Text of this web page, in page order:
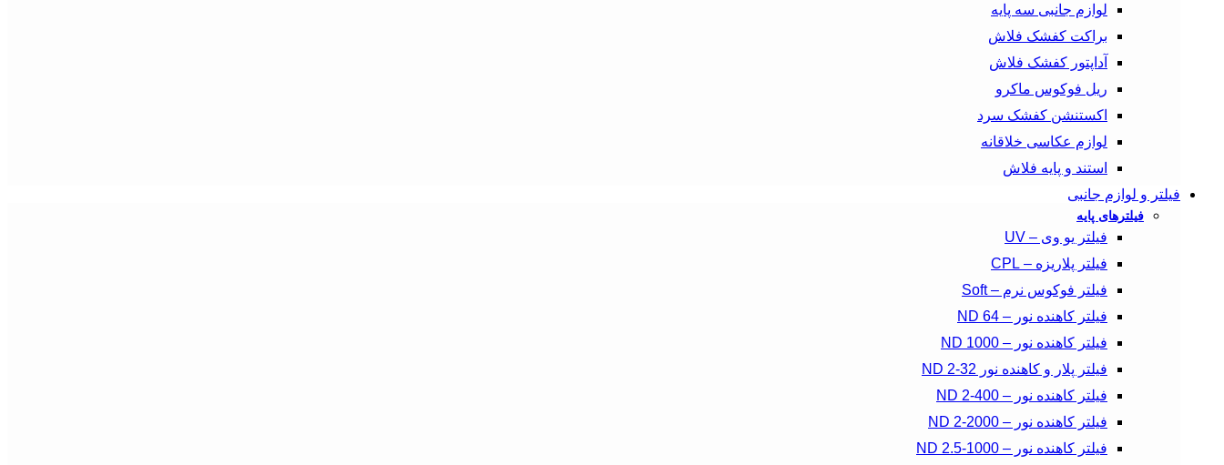
لوازم جانبی سه پایه
براکت کفشک فلاش
آداپتور کفشک فلاش
ریل فوکوس ماکرو
اکستنشن کفشک سرد
لوازم عکاسی خلاقانه
استند و پایه فلاش
فیلتر و لوازم جانبی
فیلترهای پایه
فیلتر یو وی – UV
فیلتر پلاریزه – CPL
فیلتر فوکوس نرم – Soft
فیلتر کاهنده نور – ND 64
فیلتر کاهنده نور – ND 1000
فیلتر پلار و کاهنده نور ND 2-32
فیلتر کاهنده نور – ND 2-400
فیلتر کاهنده نور – ND 2-2000
فیلتر کاهنده نور – ND 2.5-1000